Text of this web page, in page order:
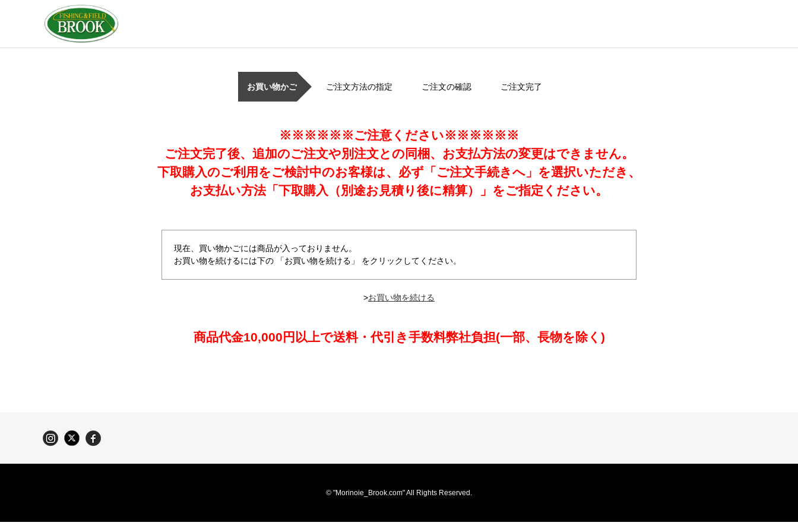
お買い物かご ご注文方法の指定 ご注文の確認 ご注文完了
※※※※※※ご注意ください※※※※※※
ご注文完了後、追加のご注文や別注文との同梱、お支払方法の変更はできません。
下取購入のご利用をご検討中のお客様は、必ず「ご注文手続きへ」を選択いただき、
お支払い方法「下取購入（別途お見積り後に精算）」をご指定ください。
現在、買い物かごには商品が入っておりません。
お買い物を続けるには下の 「お買い物を続ける」 をクリックしてください。
>
商品代金10,000円以上で送料・代引き手数料弊社負担(一部、長物を除く)
© "Morinoie_Brook.com" All Rights Reserved.